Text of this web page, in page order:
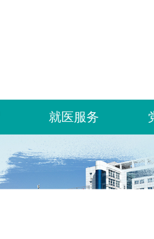
就医服务